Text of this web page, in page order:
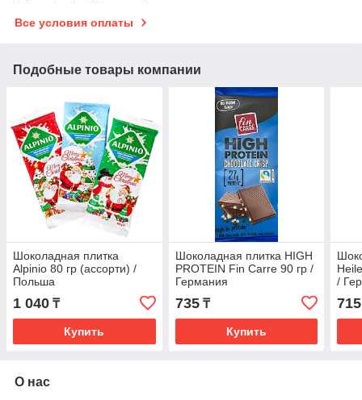
Все условия оплаты
Подобные товары компании
Шоколадная плитка
Alpinio 80 гр (ассорти) /
Польша
1 040 ₸
Купить
Шоколадная плитка HIGH
PROTEIN Fin Carre 90 гр /
Германия
735₸
Купить
/
715
О нас